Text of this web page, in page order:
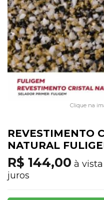
Clique na
REVESTIMENTO
NATURAL
R$ 144,00 à
juros